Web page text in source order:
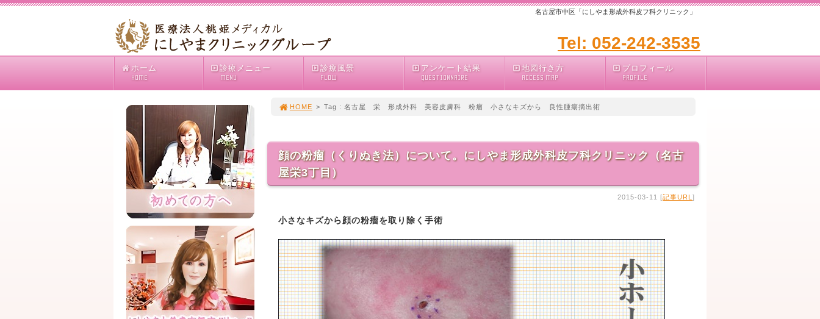
名古屋市中区「にしやま形成外科皮フ科クリニック」
Tel: 052-242-3535
ホーム
HOME
診療メニュー
MENU
診療風景
FLOW
アンケート結果
QUESTIONNAIRE
地図行き方
ACCESS MAP
プロフィール
PROFILE
HOME > Tag : 名古屋 栄 形成外科 美容皮膚科 粉瘤 小さなキズから 良性腫瘍摘出術
顔の粉瘤（くりぬき法）について。にしやま形成外科皮フ科クリニック（名古
屋栄3丁目）
2015-03-11 [記事URL ]
小さなキズから顔の粉瘤を取り除く手術